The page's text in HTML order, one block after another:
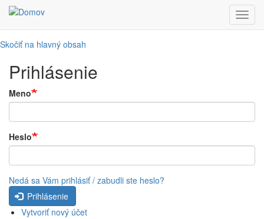
Skočiť na hlavný obsah
Prihlásenie
Meno
Heslo
Nedá sa Vám prihlásiť / zabudli ste heslo?
Prihlásenie
Vytvoriť nový účet